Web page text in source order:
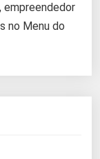
empreendedor
no Menu do